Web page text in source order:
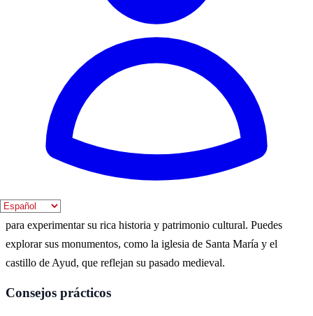
La mejor época para visitar Calatayud es durante la primavera y el
verano, cuando el clima es agradable y se pueden disfrutar de
actividades al aire libre. Además, en estos meses se celebran varias
festividades locales que enriquecen la experiencia cultural.
Calatayud, situada en la provincia de Zaragoza, es un destino ideal
para experimentar su rica historia y patrimonio cultural. Puedes
explorar sus monumentos, como la iglesia de Santa María y el
castillo de Ayud, que reflejan su pasado medieval.
Consejos prácticos